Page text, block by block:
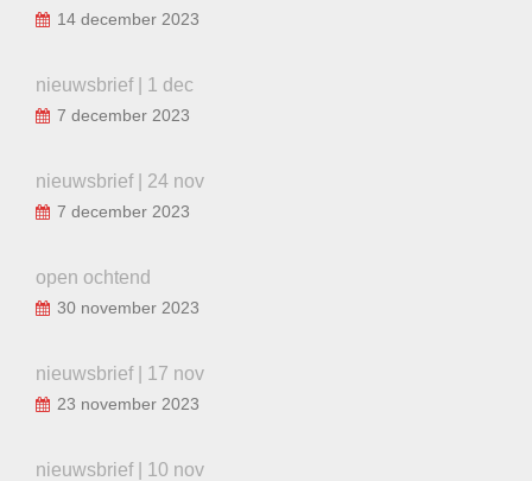
14 december 2023
nieuwsbrief | 1 dec
7 december 2023
nieuwsbrief | 24 nov
7 december 2023
open ochtend
30 november 2023
nieuwsbrief | 17 nov
23 november 2023
nieuwsbrief | 10 nov